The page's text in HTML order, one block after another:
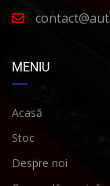
MENIU
Acasă
Stoc
Despre noi